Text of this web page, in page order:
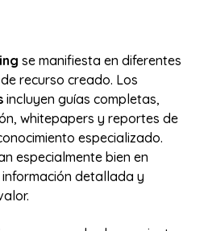
se manifiesta en diferentes
recurso creado. Los
incluyen guías completas,
whitepapers y reportes de
especializado.
especialmente bien en
detallada y